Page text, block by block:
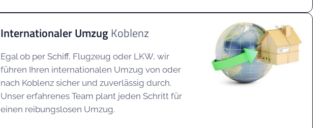
Internationaler Umzug Koblenz
Egal ob per Schiff, Flugzeug oder LKW, wir
führen Ihren internationalen Umzug von oder
nach Koblenz sicher und zuverlässig durch.
Unser erfahrenes Team plant jeden Schritt für
einen reibungslosen Umzug.